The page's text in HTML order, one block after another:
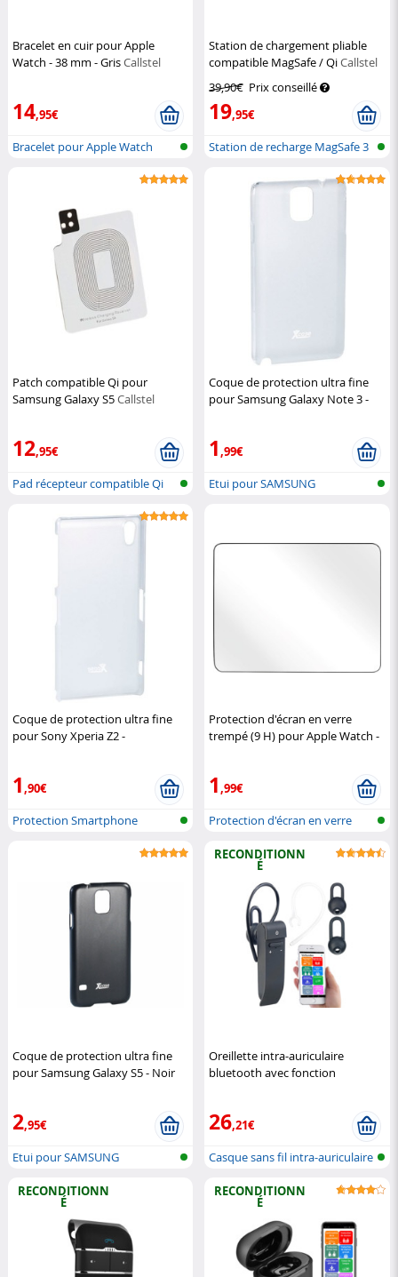
Bracelet en cuir pour Apple
Watch - 38 mm - GrisCallstel
14,95€
Bracelet pour Apple Watch
Station de chargement pliable
compatible MagSafe / QiCallstel
39,90€ Prix conseillé
19,95€
Station de recharge MagSafe 3
Patch compatible Qi pour
Samsung Galaxy S5Callstel
12,95€
Pad récepteur compatible Qi
Coque de protection ultra fine
pour Samsung Galaxy Note 3 -
1,99€
Etui pour SAMSUNG
Coque de protection ultra fine
pour Sony Xperia Z2 -
1 ,90€
Protection Smartphone
Protection d'écran en verre
trempé (9 H) pour Apple Watch -
1,99€
Protection d'écran en verre
Coque de protection ultra fine
pour Samsung Galaxy S5 - Noir
2,95€
Etui pour SAMSUNG
RECONDITIONN
É
Oreillette intra-auriculaire
bluetooth avec fonction
26,21€
Casque sans fil intra-auriculaire
RECONDITIONN
É
RECONDITIONN
É